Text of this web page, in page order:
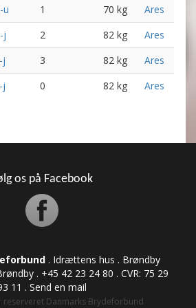
u 1 70 kg
Ares
j 2 82 kg
Ares
j 3 82 kg
Ares
j 0 82 kg Ares
os på Facebook
. Idrættens hus . Brøndby
. +45 42 23 24 80 . CVR: ​​​​​​75 29
11 . Send en mail
reserveret Danmarks Brydeforbund